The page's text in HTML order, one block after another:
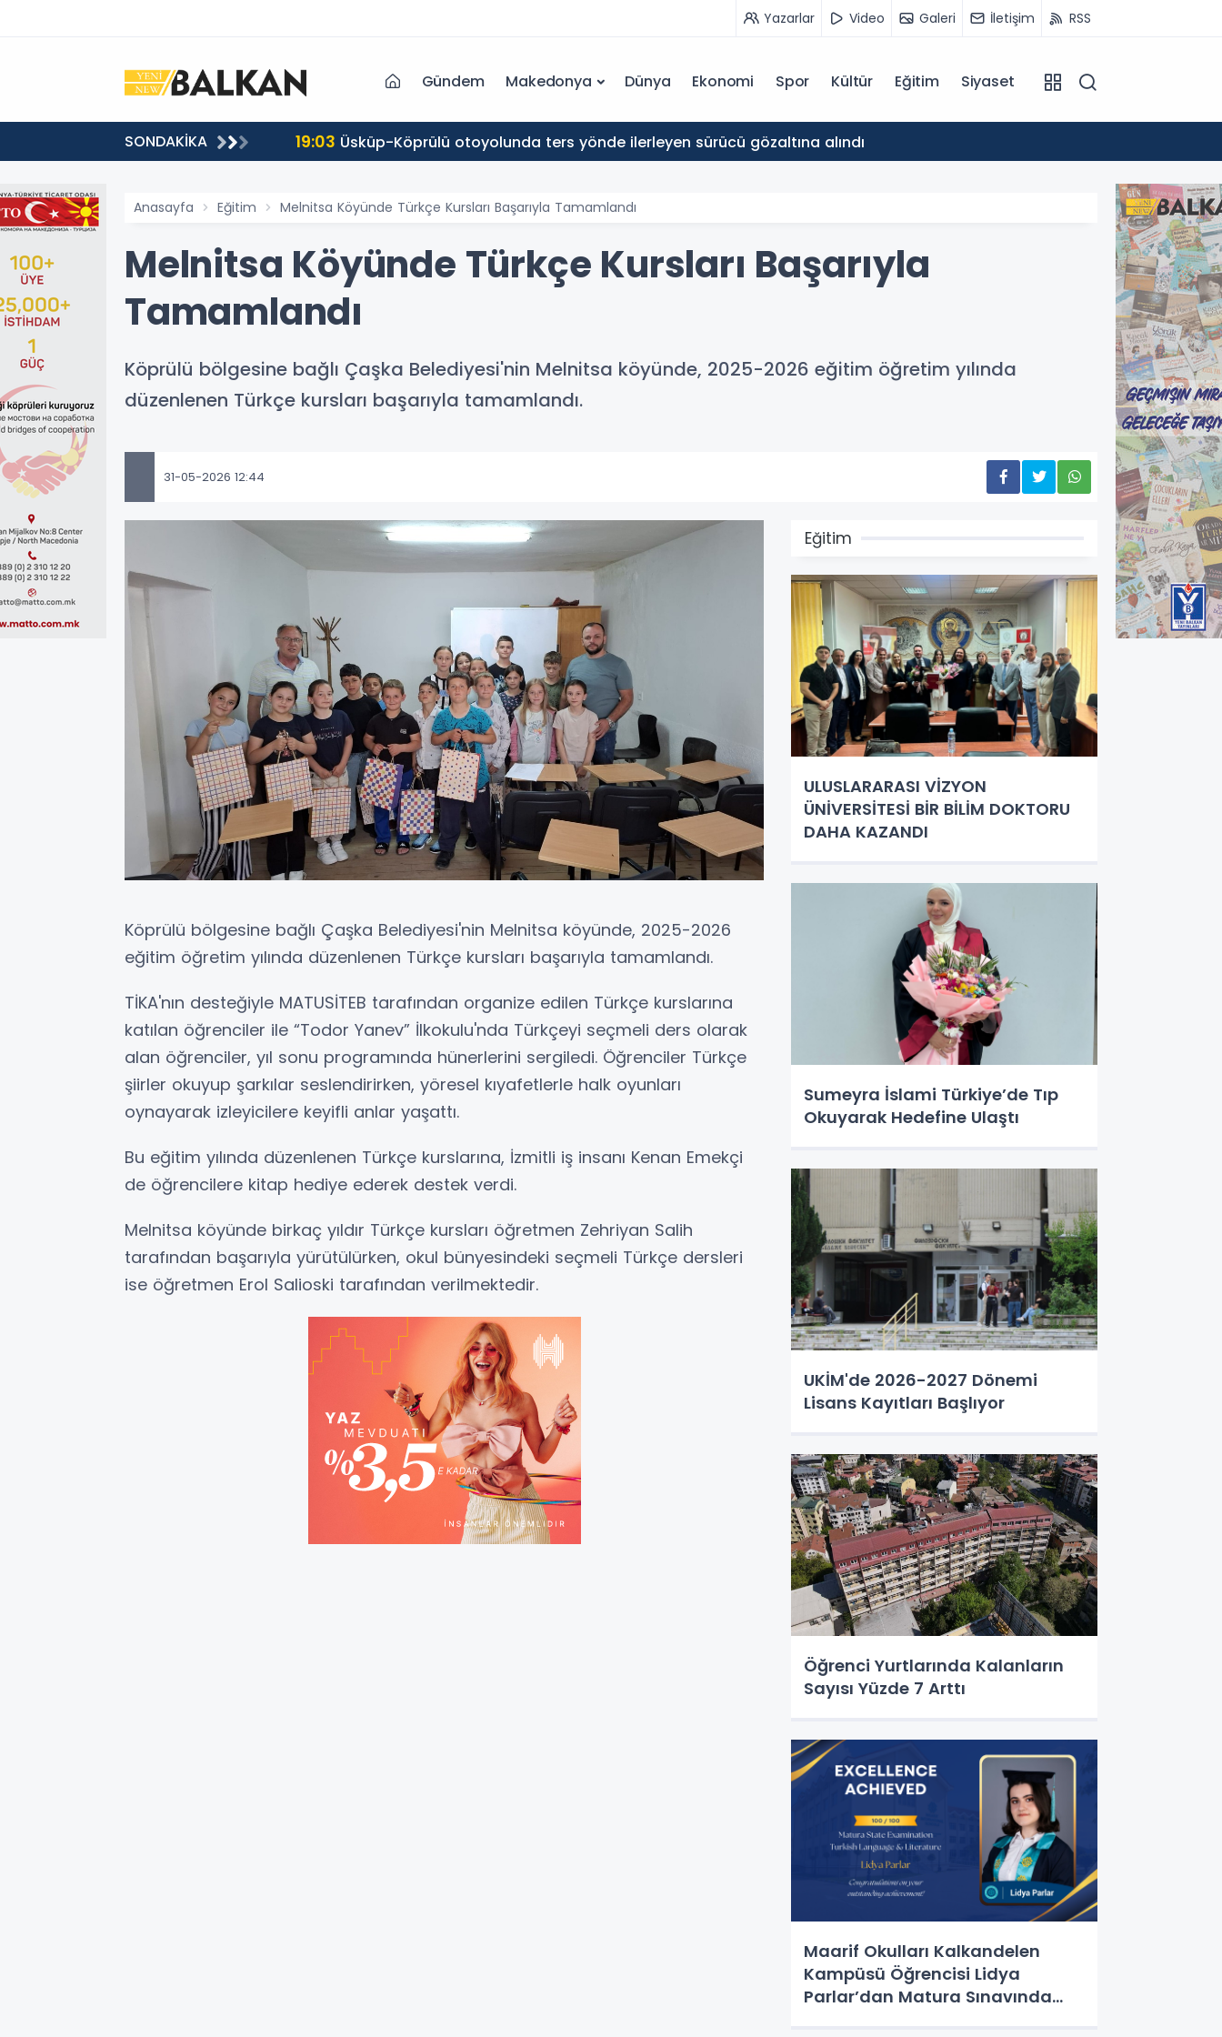
Yazarlar Video Galeri İletişim RSS
Gündem Makedonya Dünya Ekonomi Spor Kültür Eğitim Siyaset
SONDAKİKA 19:03 Üsküp-Köprülü otoyolunda ters yönde ilerleyen sürücü gözaltına alındı
Anasayfa Eğitim Melnitsa Köyünde Türkçe Kursları Başarıyla Tamamlandı
Melnitsa Köyünde Türkçe Kursları Başarıyla
Tamamlandı
Köprülü bölgesine bağlı Çaşka Belediyesi'nin Melnitsa köyünde, 2025-2026 eğitim öğretim yılında
düzenlenen Türkçe kursları başarıyla tamamlandı.
31-05-2026 12:44
Köprülü bölgesine bağlı Çaşka Belediyesi'nin Melnitsa köyünde, 2025-2026
eğitim öğretim yılında düzenlenen Türkçe kursları başarıyla tamamlandı.
TİKA'nın desteğiyle MATUSİTEB tarafından organize edilen Türkçe kurslarına
katılan öğrenciler ile “Todor Yanev” İlkokulu'nda Türkçeyi seçmeli ders olarak
alan öğrenciler, yıl sonu programında hünerlerini sergiledi. Öğrenciler Türkçe
şiirler okuyup şarkılar seslendirirken, yöresel kıyafetlerle halk oyunları
oynayarak izleyicilere keyifli anlar yaşattı.
Bu eğitim yılında düzenlenen Türkçe kurslarına, İzmitli iş insanı Kenan Emekçi
de öğrencilere kitap hediye ederek destek verdi.
Melnitsa köyünde birkaç yıldır Türkçe kursları öğretmen Zehriyan Salih
tarafından başarıyla yürütülürken, okul bünyesindeki seçmeli Türkçe dersleri
ise öğretmen Erol Salioski tarafından verilmektedir.
Eğitim
ULUSLARARASI VİZYON
ÜNİVERSİTESİ BİR BİLİM DOKTORU
DAHA KAZANDI
Sumeyra İslami Türkiye’de Tıp
Okuyarak Hedefine Ulaştı
UKİM'de 2026-2027 Dönemi
Lisans Kayıtları Başlıyor
Öğrenci Yurtlarında Kalanların
Sayısı Yüzde 7 Arttı
Maarif Okulları Kalkandelen
Kampüsü Öğrencisi Lidya
Parlar’dan Matura Sınavında